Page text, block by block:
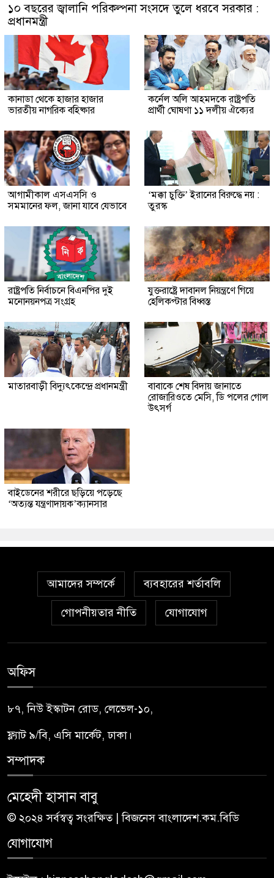
১০ বছরের জ্বালানি পরিকল্পনা সংসদে তুলে ধরবে সরকার :
প্রধানমন্ত্রী
কানাডা থেকে হাজার হাজার
ভারতীয় নাগরিক বহিষ্কার
কর্নেল অলি আহমদকে রাষ্ট্রপতি
প্রার্থী ঘোষণা ১১ দলীয় ঐক্যের
আগামীকাল এসএসসি ও
সমমানের ফল, জানা যাবে যেভাবে
‘মক্কা চুক্তি’ ইরানের বিরুদ্ধে নয় :
তুরস্ক
রাষ্ট্রপতি নির্বাচনে বিএনপির দুই
মনোনয়নপত্র সংগ্রহ
যুক্তরাষ্ট্রে দাবানল নিয়ন্ত্রণে গিয়ে
হেলিকপ্টার বিধ্বস্ত
মাতারবাড়ী বিদ্যুৎকেন্দ্রে প্রধানমন্ত্রী
বাবাকে শেষ বিদায় জানাতে
রোজারিওতে মেসি, ডি পলের গোল
উৎসর্গ
বাইডেনের শরীরে ছড়িয়ে পড়েছে
‘অত্যন্ত যন্ত্রণাদায়ক’ক্যানসার
আমাদের সম্পর্কে ব্যবহারের শর্তাবলি
গোপনীয়তার নীতি যোগাযোগ
অফিস
৮৭, নিউ ইস্কাটন রোড, লেভেল-১০,
ফ্ল্যাট ৯/বি, এসি মার্কেট, ঢাকা।
সম্পাদক
মেহেদী হাসান বাবু
© ২০২৪ সর্বস্বত্ব সংরক্ষিত | বিজনেস বাংলাদেশ.কম.বিডি
যোগাযোগ